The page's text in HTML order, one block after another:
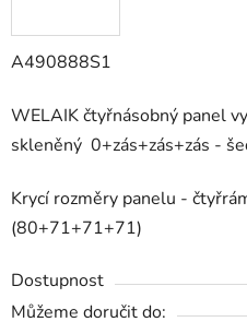
A490888S1
WELAIK čtyřnásobný panel
skleněný 0+zás+zás+zás -
Krycí rozměry panelu -
(80+71+71+71)
Dostupnost
Můžeme doručit do: